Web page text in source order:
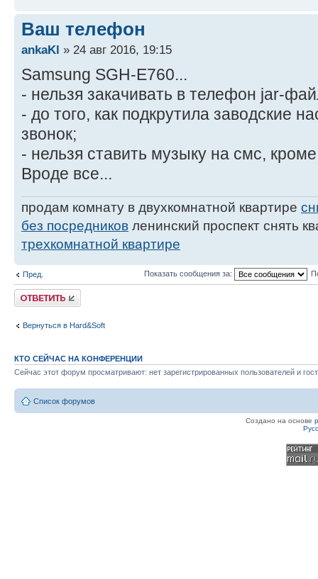
Ваш телефон
ankaKl » 24 авг 2016, 19:15
Samsung SGH-E760...
- нельзя закачивать в телефон jar-
- до того, как подкрутила заводские
звонок;
- нельзя ставить музыку на смс,
Вроде все...
продам комнату в двухкомнатной квартире
без посредников ленинский проспект снять
трехкомнатной квартире
Пред. Показать сообщения за:
Ответить
Вернуться в Hard&Soft
КТО СЕЙЧАС НА КОНФЕРЕНЦИИ
Сейчас этот форум просматривают: нет зарегистрированных пользователей и
Список форумов
Создано на основе